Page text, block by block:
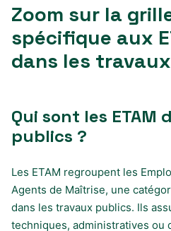
Zoom sur la
spécifique aux
dans les
Qui sont les ETAM
publics ?
Les ETAM regroupent les
Agents de Maîtrise, une
dans les travaux publics. Ils
techniques, administratives ou